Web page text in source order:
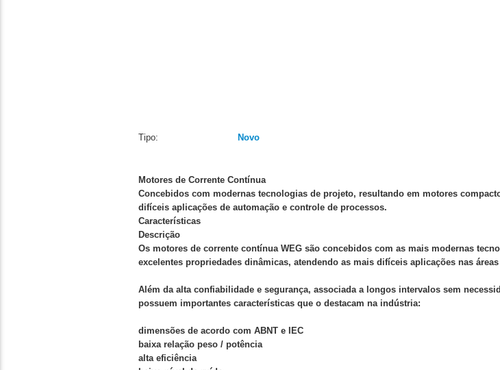
Tipo: Novo
Motores de Corrente Contínua
Concebidos com modernas tecnologias de projeto, resultando em motores
difíceis aplicações de automação e controle de processos.
Características
Descrição
Os motores de corrente contínua WEG são concebidos com as mais modernas
excelentes propriedades dinâmicas, atendendo as mais difíceis aplicações nas
Além da alta confiabilidade e segurança, associada a longos intervalos sem
possuem importantes características que o destacam na indústria:
dimensões de acordo com ABNT e IEC
baixa relação peso / potência
alta eficiência